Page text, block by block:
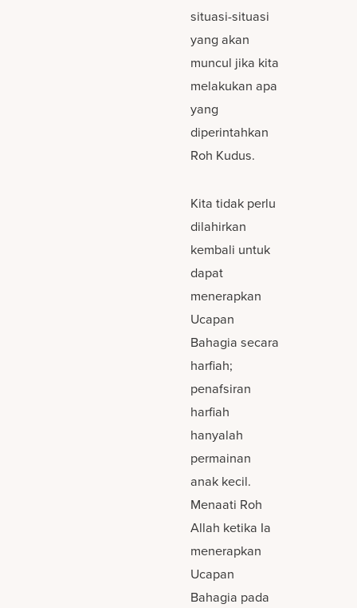
situasi-situasi
yang akan
muncul jika kita
melakukan apa
yang
diperintahkan
Roh Kudus.
Kita tidak perlu
dilahirkan
kembali untuk
dapat
menerapkan
Ucapan
Bahagia secara
harfiah;
penafsiran
harfiah
hanyalah
permainan
anak kecil.
Menaati Roh
Allah ketika Ia
menerapkan
Ucapan
Bahagia pada